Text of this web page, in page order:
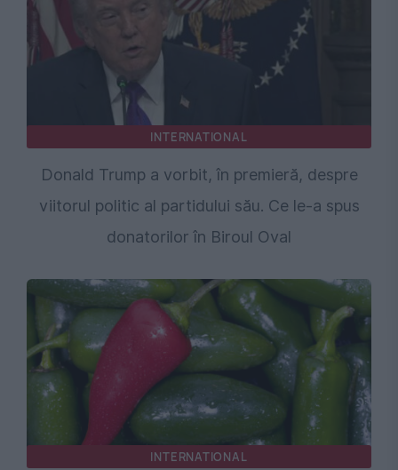
INTERNATIONAL
Donald Trump a vorbit, în premieră, despre
viitorul politic al partidului său. Ce le-a spus
donatorilor în Biroul Oval
INTERNATIONAL